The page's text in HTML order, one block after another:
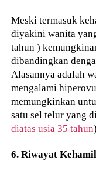
Meski termasuk
diyakini wanita
tahun )
dibandingkan
Alasannya adalah
mengalami
memungkinkan
satu sel telur yang
diatas usia 35 tahun)
6. Riwayat